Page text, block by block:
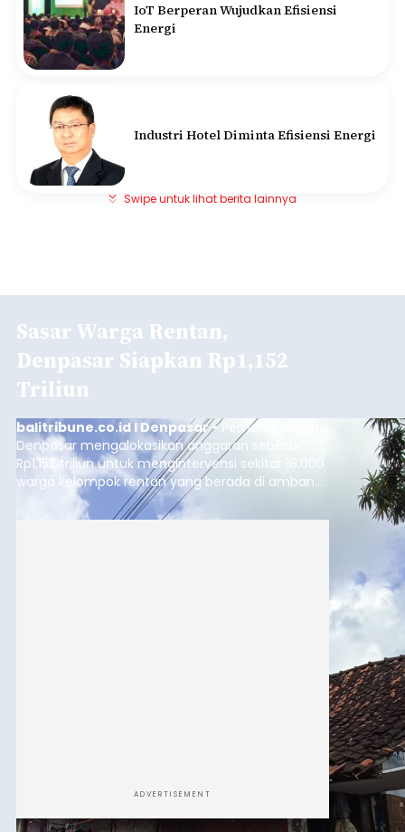
IoT Berperan Wujudkan Efisiensi
Energi
Industri Hotel Diminta Efisiensi Energi
Swipe untuk lihat berita lainnya
Sasar Warga Rentan,
Denpasar Siapkan Rp1,152
Triliun
balitribune.co.id I Denpasar -Pemerintah Kota
Denpasar mengalokasikan anggaran sebesar
Rp1,152 triliun untuk mengintervensi sekitar 18.000
warga kelompok rentan yang berada di ambang
garis kemiskinan. Langkah strategis ini diambil
guna menjaga masyarakat yang berada pada
ADVERTISEMENT